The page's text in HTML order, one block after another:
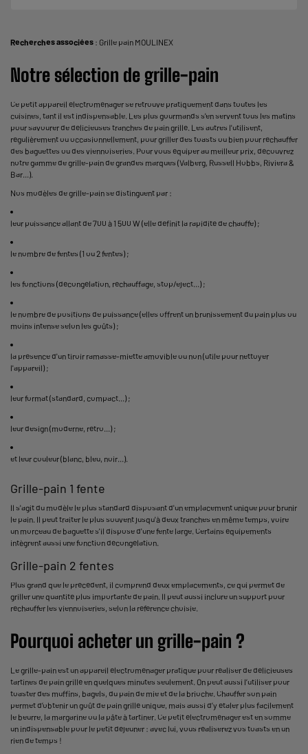
Recherches associées : Grille pain MOULINEX
Notre sélection de grille-pain
Ce petit appareil électroménager se retrouve pratiquement dans toutes les
cuisines, tant il est indispensable. Les plus gourmands s'en servent tous les matins
pour savourer de délicieuses tranches de pain grillé. Les autres l'utilisent,
régulièrement ou occasionnellement, pour griller des toasts ou bien pour réchauffer
des baguettes ou des viennoiseries. Pour vous équiper au meilleur prix, découvrez
notre gamme de grille-pain de grandes marques (Valberg, Russell Hobbs, Riviera &
Bar...).
Nos modèles de grille-pain se distinguent par :
leur puissance allant de 700 à 1 500 W (elle définit la rapidité de chauffe) ;
le nombre de fentes (1 ou 2 fentes) ;
les fonctions (décongélation, réchauffage, stop/eject...) ;
le nombre de positions de puissance (elles offrent un brunissement du pain plus ou
moins intense selon les goûts) ;
la présence d'un tiroir ramasse-miette amovible ou non (utile pour nettoyer
l'appareil) ;
leur format (standard, compact...) ;
leur design (moderne, rétro...) ;
et leur couleur (blanc, bleu, noir...).
Grille-pain 1 fente
Il s'agit du modèle le plus standard disposant d'un emplacement unique pour brunir
le pain. Il peut traiter le plus souvent jusqu'à deux tranches en même temps, voire
un morceau de baguette s'il dispose d'une fente large. Certains équipements
intègrent aussi une fonction décongélation.
Grille-pain 2 fentes
Plus grand que le précédent, il comprend deux emplacements, ce qui permet de
griller une quantité plus importante de pain. Il peut aussi inclure un support pour
réchauffer les viennoiseries, selon la référence choisie.
Pourquoi acheter un grille-pain ?
Le grille-pain est un appareil électroménager pratique pour réaliser de délicieuses
tartines de pain grillé en quelques minutes seulement. On peut aussi l’utiliser pour
toaster des muffins, bagels, du pain de mie et de la brioche. Chauffer son pain
permet d’obtenir un goût de pain grillé unique, mais aussi d’y étaler plus facilement
le beurre, la margarine ou la pâte à tartiner. Ce petit électroménager est en somme
un indispensable pour le petit déjeuner : avec lui, vous réaliserez vos toasts en un
rien de temps !